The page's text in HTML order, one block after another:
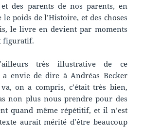
des parents de nos parents, en
le poids de l’Histoire, et des choses
le livre en devient par moments
figuratif.
très illustrative de ce
a envie de dire à Andréas Becker
on a compris, c’était très bien,
non plus nous prendre pour des
quand même répétitif, et il n’est
aurait mérité d’être beaucoup